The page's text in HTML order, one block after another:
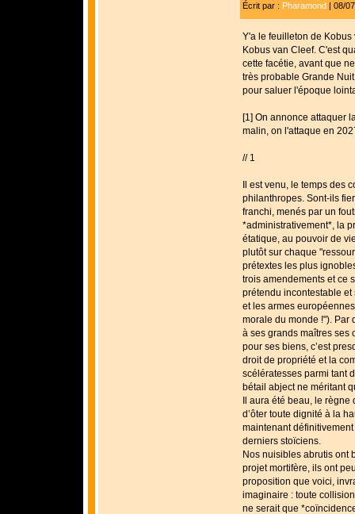
Écrit par : Pharamond| 08/
Y'a le feuilleton de
Kobus van Cleef. C'est
cette facétie, avant que
très probable Grande
pour saluer l'époque
[1] On annonce attaquer
malin, on l'attaque en
// 1
Il est venu, le temps des
philanthropes. Sont-ils
franchi, menés par un
*administrativement*, la
étatique, au pouvoir de
plutôt sur chaque
prétextes les plus
trois amendements et ce
prétendu incontestable et
et les armes
morale du monde !"). Par
à ses grands maîtres ses
pour ses biens, c’est
droit de propriété et la
scélératesses parmi tant
bétail abject ne méritant
Il aura été beau, le
d’ôter toute dignité à la
maintenant
derniers stoïciens.
Nos nuisibles abrutis ont
projet mortifère, ils ont
proposition que voici,
imaginaire : toute
ne serait que